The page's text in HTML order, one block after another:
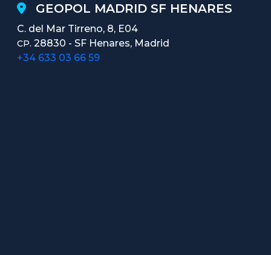
GEOPOL MADRID SF HENARES
C. del Mar Tirreno, 8, E04
CP. 28830 - SF Henares, Madrid
+34 633 03 66 59